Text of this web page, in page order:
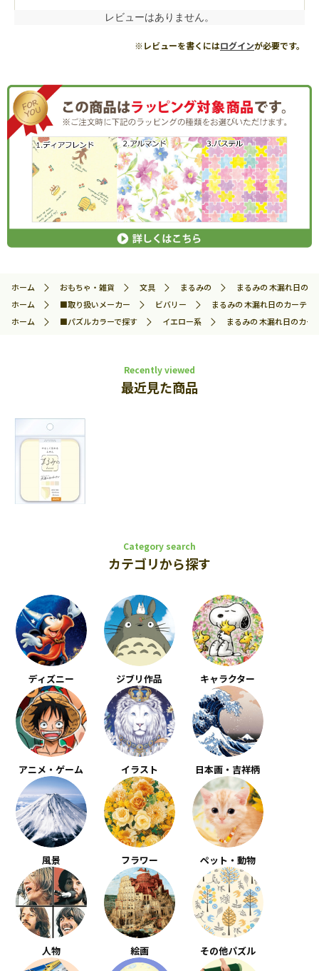
レビューはありません。
※レビューを書くにはログインが必要です。
ホーム おもちゃ・雑貨 文具 まるみの
まるみの 木漏れ日の
ホーム
■取り扱いメーカー ビバリー
まるみの 木漏れ日のカーテ
ホーム
■パズルカラーで探す イエロー系 まるみの 木漏れ日のカ
Recently viewed
最近見た商品
Category search
カテゴリから探す
ディズニー ジブリ作品 キャラクター
アニメ・ゲーム イラスト 日本画・吉祥柄
風景 フラワー ペット・動物
人物 絵画 その他パズル